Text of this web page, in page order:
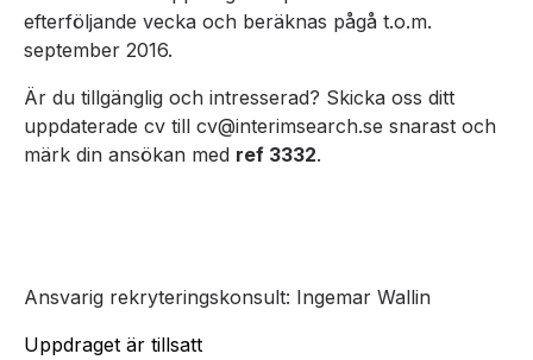
efterföljande vecka och beräknas pågå t.o.m.
september 2016.
Är du tillgänglig och intresserad? Skicka oss ditt
uppdaterade cv till cv@interimsearch.se snarast och
märk din ansökan med ref 3332.
Ansvarig rekryteringskonsult: Ingemar Wallin
Uppdraget är tillsatt